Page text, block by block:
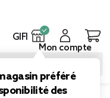
GIFI
préféré
des
Mon compte